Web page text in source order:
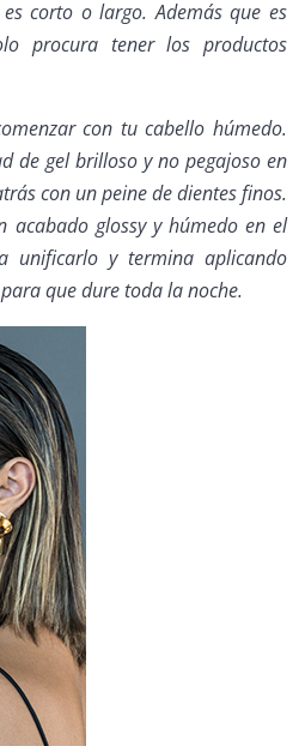
corto o largo. Además que es
procura tener los productos
con tu cabello húmedo.
de gel brilloso y no pegajoso en
con un peine de dientes finos.
acabado glossyy húmedo en el
unificarlo y termina aplicando
que dure toda la noche.